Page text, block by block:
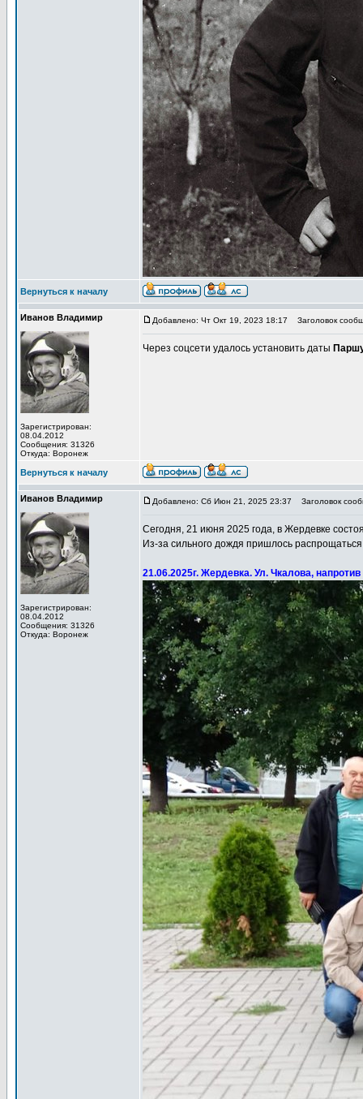
Вернуться к началу
Иванов Владимир
Зарегистрирован:
08.04.2012
Сообщения: 31326
Откуда: Воронеж
Добавлено: Чт Окт 19, 2023 18:17 Заголовок
Через соцсети удалось установить даты
Вернуться к началу
Иванов Владимир
Зарегистрирован:
08.04.2012
Сообщения: 31326
Откуда: Воронеж
Добавлено: Сб Июн 21, 2025 23:37 Заголовок
Сегодня, 21 июня 2025 года, в Жердевке
Из-за сильного дождя пришлось
21.06.2025г. Жердевка. Ул. Чкалова,